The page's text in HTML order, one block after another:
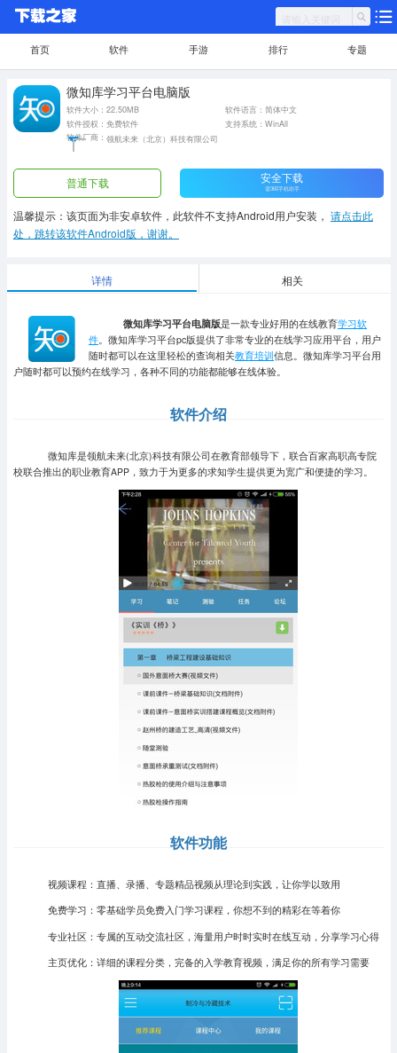
首页 软件 手游 排行 专题
微知库学习平台电脑版
软件大小：22.50MB
软件语言：简体中文
软件授权：免费软件
支持系统：WinAll
软件厂商： 领航未来（北京）科技有限公司
普通下载 安全下载
需360手机助手
温馨提示：该页面为非安卓软件，此软件不支持Android用户安装， 请点击此
处，跳转该软件Android版，谢谢。
详情 相关
微知库学习平台电脑版是一款专业好用的在线教育学习软
件 。微知库学习平台pc版提供了非常专业的在线学习应用平台，用户
随时都可以在这里轻松的查询相关教育培训信息。微知库学习平台用
户随时都可以预约在线学习，各种不同的功能都能够在线体验。
软件介绍
微知库是领航未来(北京)科技有限公司在教育部领导下，联合百家高职高专院
校联合推出的职业教育APP，致力于为更多的求知学生提供更为宽广和便捷的学习。
软件功能
视频课程：直播、录播、专题精品视频从理论到实践，让你学以致用
免费学习：零基础学员免费入门学习课程，你想不到的精彩在等着你
专业社区：专属的互动交流社区，海量用户时时实时在线互动，分享学习心得
主页优化：详细的课程分类，完备的入学教育视频，满足你的所有学习需要